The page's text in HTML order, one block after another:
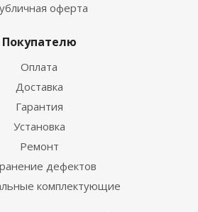
оферта
Покупателю
Оплата
Доставка
Гарантия
Установка
Ремонт
дефектов
комплектующие